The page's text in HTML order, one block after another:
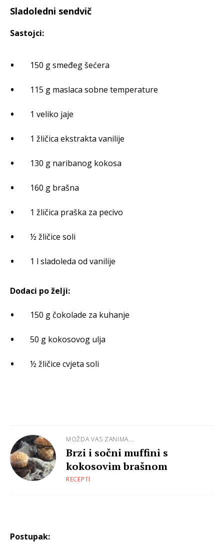
Sladoledni sendvič
Sastojci:
150 g smeđeg šećera
115 g maslaca sobne temperature
1 veliko jaje
1 žličica ekstrakta vanilije
130 g naribanog kokosa
160 g brašna
1 žličica praška za pecivo
½ žličice soli
1 l sladoleda od vanilije
Dodaci po želji:
150 g čokolade za kuhanje
50 g kokosovog ulja
½ žličice cvjeta soli
MOŽDA VAS ZANIMA...
Brzi i sočni muffini s
kokosovim brašnom
RECEPTI
Postupak: